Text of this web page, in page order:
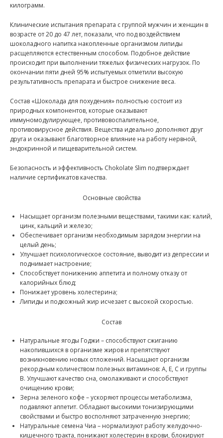
килограмм.
Клинические испытания препарата с группой мужчин и женщин в
возрасте от 20 до 47 лет, показали, что под воздействием
шоколадного напитка накопленные организмом липиды
расщепляются естественным способом. Подобное действие
происходит при выполнении тяжелых физических нагрузок. По
окончании пяти дней 95% испытуемых отметили высокую
результативность препарата и быстрое снижение веса.
Состав «Шоколада для похудения» полностью состоит из
природных компонентов, которые оказывают
иммуномодулирующее, противовоспалительное,
противовирусное действия. Вещества идеально дополняют друг
друга и оказывают благотворное влияние на работу нервной,
эндокринной и пищеварительной систем.
Безопасность и эффективность Chokolate Slim подтверждает
наличие сертификатов качества.
Основные свойства
Насыщает организм полезными веществами, такими как: калий,
цинк, кальций и железо;
Обеспечивает организм необходимым зарядом энергии на
целый день;
Улучшает психологическое состояние, выводит из депрессии и
поднимает настроение;
Способствует понижению аппетита и полному отказу от
калорийных блюд;
Понижает уровень холестерина;
Липиды и подкожный жир исчезает с высокой скоростью.
Состав
Натуральные ягоды Годжи – способствуют сжиганию
накопившихся в организме жиров и препятствуют
возникновению новых отложений. Насыщают организм
рекордным количеством полезных витаминов: A, E, C и группы
B. Улучшают качество сна, омолаживают и способствуют
очищению крови;
Зерна зеленого кофе – ускоряют процессы метаболизма,
подавляют аппетит. Обладают высокими тонизирующими
свойствами и быстро восполняют затраченную энергию;
Натуральные семена Чиа – нормализуют работу желудочно-
кишечного тракта, понижают холестерин в крови, блокируют